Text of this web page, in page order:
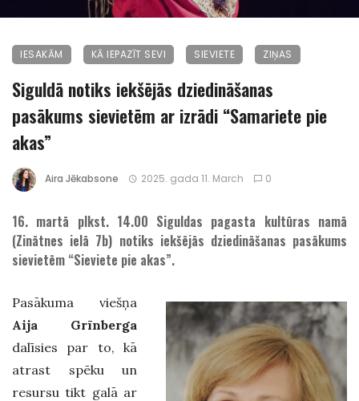
IESAKĀM KĀ IEPAZĪT SEVI SIEVIETE ZIŅAS
Siguldā notiks iekšējās dziedināšanas
pasākums sievietēm ar izrādi “Samariete pie
akas”
Aira Jēkabsone 2025. gada 11. March 0
16. martā plkst. 14.00 Siguldas pagasta kultūras namā
(Zinātnes ielā 7b) notiks iekšējās dziedināšanas pasākums
sievietēm “Sieviete pie akas”.
Pasākuma viešņa
Aija Grīnberga
dalīsies par to, kā
atrast spēku un
resursu tikt galā ar